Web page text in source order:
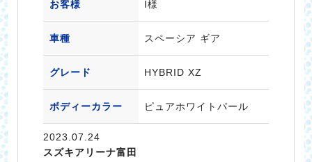
お客様 I様
車種 スペーシア ギア
グレード HYBRID XZ
ボディーカラー ピュアホワイトパール
2023.07.24
スズキアリーナ富田